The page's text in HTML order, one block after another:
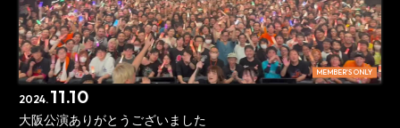
MEMBER'S ONLY
2024. 11.10
大阪公演ありがとうございました